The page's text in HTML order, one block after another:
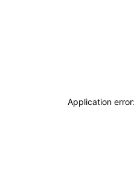
Application